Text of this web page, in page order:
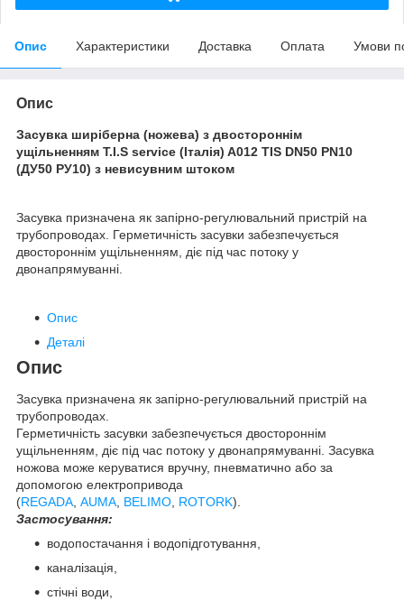
Опис Характеристики Доставка Оплата Умови
Опис
Засувка ширіберна (ножева) з двостороннім
ущільненням T.I.S service (Італія) A012 TIS DN50 PN10
(ДУ50 РУ10) з невисувним штоком
Засувка призначена як запірно-регулювальний пристрій на
трубопроводах. Герметичність засувки забезпечується
двостороннім ущільненням, діє під час потоку у
двонапрямуванні.
Опис
Деталі
Опис
Засувка призначена як запірно-регулювальний пристрій на
трубопроводах.
Герметичність засувки забезпечується двостороннім
ущільненням, діє під час потоку у двонапрямуванні. Засувка
ножова може керуватися вручну, пневматично або за
допомогою електропривода
(REGADA, AUMA, BELIMO, ROTORK).
Застосування:
водопостачання і водопідготування,
каналізація,
стічні води,